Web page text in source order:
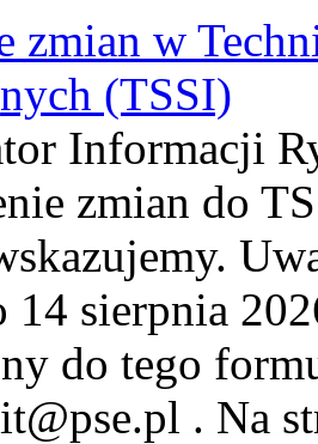
zmian w
(TSSI)
Informacji
zmian do
14 sierpnia
do tego
. Na